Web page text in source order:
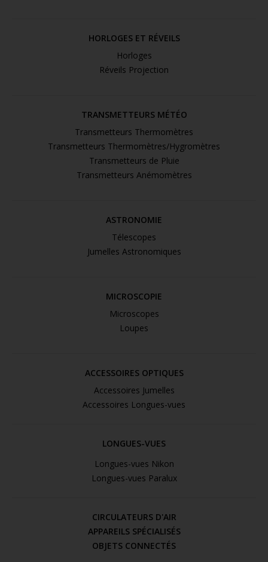
HORLOGES ET RÉVEILS
Horloges
Réveils Projection
TRANSMETTEURS MÉTÉO
Transmetteurs Thermomètres
Transmetteurs Thermomètres/Hygromètres
Transmetteurs de Pluie
Transmetteurs Anémomètres
ASTRONOMIE
Télescopes
Jumelles Astronomiques
MICROSCOPIE
Microscopes
Loupes
ACCESSOIRES OPTIQUES
Accessoires Jumelles
Accessoires Longues-vues
LONGUES-VUES
Longues-vues Nikon
Longues-vues Paralux
CIRCULATEURS D'AIR
APPAREILS SPÉCIALISÉS
OBJETS CONNECTÉS